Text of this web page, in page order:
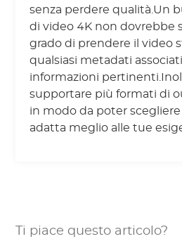
senza perdere qualità.Un
di video 4K non dovrebbe
grado di prendere il video
qualsiasi metadati
informazioni
supportare più formati di
in modo da poter
adatta meglio alle tue
Ti piace questo articolo?